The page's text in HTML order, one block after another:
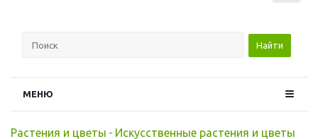
Найти
МЕНЮ
Растения и цветы - Искусственные растения и цветы